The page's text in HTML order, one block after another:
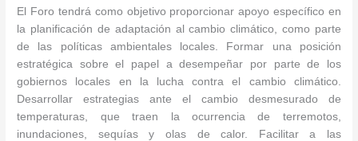
El Foro tendrá como objetivo proporcionar apoyo específico en
la planificación de adaptación al cambio climático, como parte
de las políticas ambientales locales. Formar una posición
estratégica sobre el papel a desempeñar por parte de los
gobiernos locales en la lucha contra el cambio climático.
Desarrollar estrategias ante el cambio desmesurado de
temperaturas, que traen la ocurrencia de terremotos,
inundaciones, sequías y olas de calor. Facilitar a las